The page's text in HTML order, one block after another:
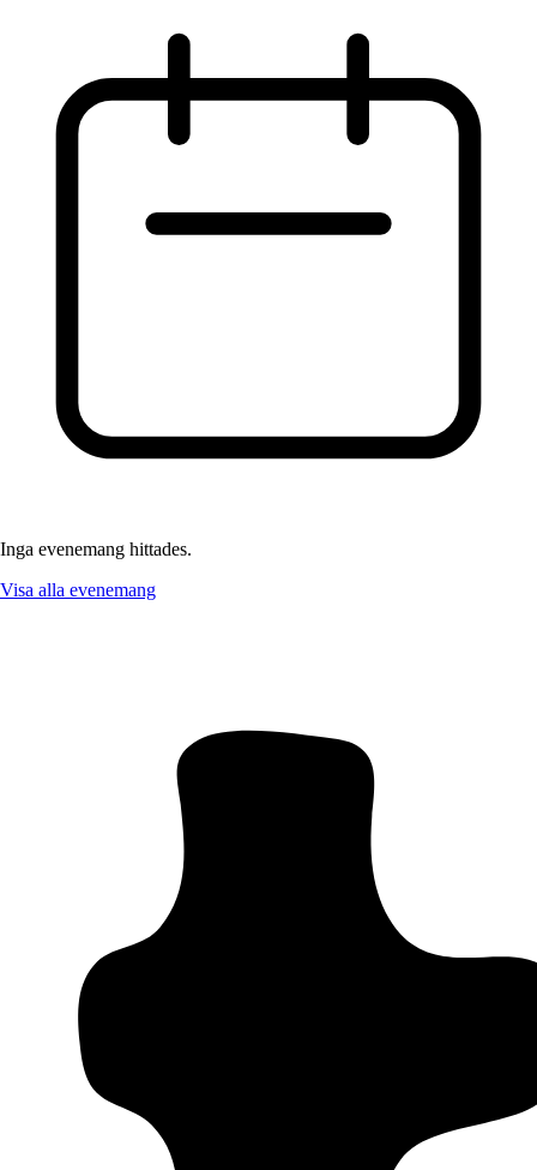
Inga evenemang hittades.
Visa alla evenemang